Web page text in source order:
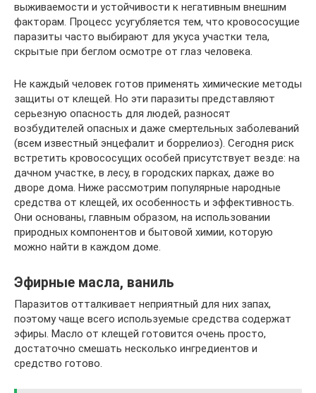
выживаемости и устойчивости к негативным внешним
факторам. Процесс усугубляется тем, что кровососущие
паразиты часто выбирают для укуса участки тела,
скрытые при беглом осмотре от глаз человека.
Не каждый человек готов применять химические методы
защиты от клещей. Но эти паразиты представляют
серьезную опасность для людей, разносят
возбудителей опасных и даже смертельных заболеваний
(всем известный энцефалит и боррелиоз). Сегодня риск
встретить кровососущих особей присутствует везде: на
дачном участке, в лесу, в городских парках, даже во
дворе дома. Ниже рассмотрим популярные народные
средства от клещей, их особенность и эффективность.
Они основаны, главным образом, на использовании
природных компонентов и бытовой химии, которую
можно найти в каждом доме.
Эфирные масла, ваниль
Паразитов отталкивает неприятный для них запах,
поэтому чаще всего используемые средства содержат
эфиры. Масло от клещей готовится очень просто,
достаточно смешать несколько ингредиентов и
средство готово.